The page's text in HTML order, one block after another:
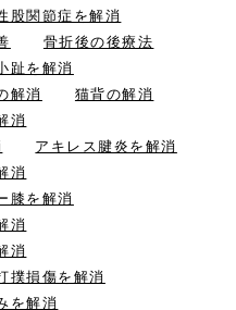
股関節症を解消
骨折後の後療法
趾を解消
解消
猫背の解消
消
アキレス腱炎を解消
消
膝を解消
消
消
撲損傷を解消
を解消